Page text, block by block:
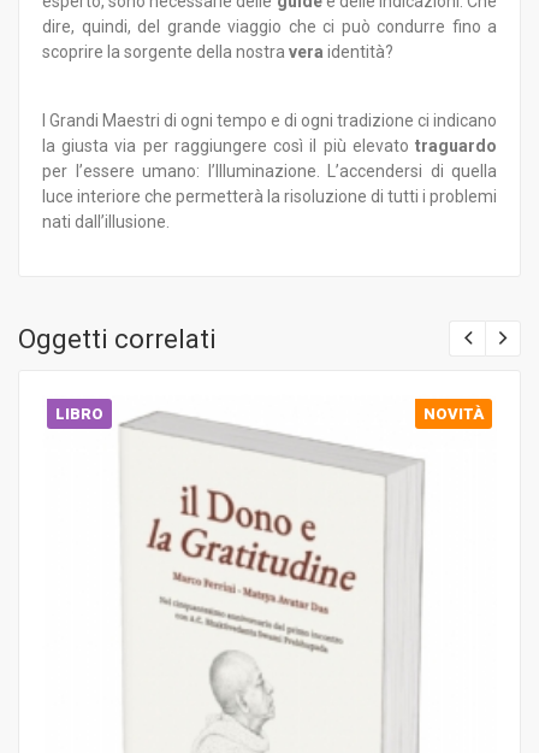
dire, quindi, del grande viaggio che ci può condurre fino a
scoprire la sorgente della nostra vera identità?
I Grandi Maestri di ogni tempo e di ogni tradizione ci indicano
la giusta via per raggiungere così il più elevato traguardo
per l’essere umano: l’Illuminazione. L’accendersi di quella
luce interiore che permetterà la risoluzione di tutti i problemi
nati dall’illusione.
Oggetti correlati
LIBRO NOVITÀ